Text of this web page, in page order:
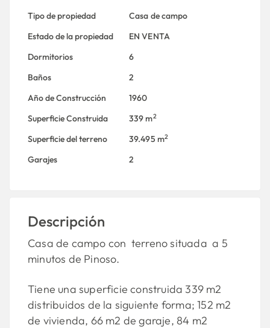
Tipo de propiedad
Casa de campo
Estado de la propiedad
EN VENTA
Dormitorios
6
Baños
2
Año de Construcción
1960
Superficie Construida
339 m2
Superficie del terreno 39.495 m2
Garajes 2
Descripción
Casa de campo con terreno situada a 5
minutos de Pinoso.
Tiene una superficie construida 339 m2
distribuidos de la siguiente forma; 152 m2
de vivienda, 66 m2 de garaje, 84 m2